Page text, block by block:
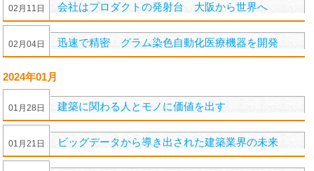
02 月 11 日 会社はプロダクトの発射台 大阪から世界へ
02 月 04日 迅速で精密 グラム染色自動化医療機器を開発
2024年01月
01 月 28 日 建築に関わる人とモノに価値を出す
01 月 21 日 ビッグデータから導き出された建築業界の未来